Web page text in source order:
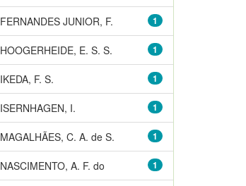
1
FERNANDES JUNIOR, F.
1
HOOGERHEIDE, E. S. S.
1
IKEDA, F. S.
1
ISERNHAGEN, I.
1
MAGALHÃES, C. A. de S.
1
NASCIMENTO, A. F. do